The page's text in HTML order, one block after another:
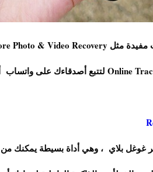
بلاي ، وهي أداة بسيطة يمكنك من